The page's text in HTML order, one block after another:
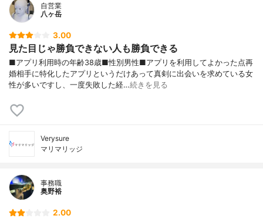
自営業
八ヶ岳
3.00
見た目じゃ勝負できない人も勝負できる
■アプリ利用時の年齢38歳■性別男性■アプリを利用してよかった点再
婚相手に特化したアプリというだけあって真剣に出会いを求めている女
性が多いですし、一度失敗した経…続きを見る
Verysure
マリマリッジ
事務職
奥野裕
2.00